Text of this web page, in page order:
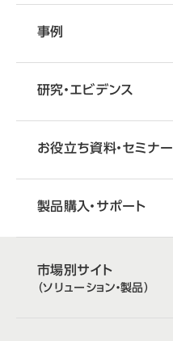
事例
研究・エビデンス
お役立ち資料・セミナー
製品購入・サポート
市場別サイト
（ソリューション・製品）